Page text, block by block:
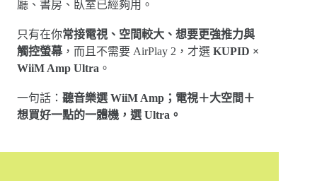
廳、書房、臥室已經夠用。
只有在你常接電視、空間較大、想要更強推力與
觸控螢幕，而且不需要 AirPlay 2，才選 KUPID ×
WiiM Amp Ultra 。
一句話： 聽音樂選 WiiM Amp；電視＋大空間＋
想買好一點的一體機，選 Ultra。